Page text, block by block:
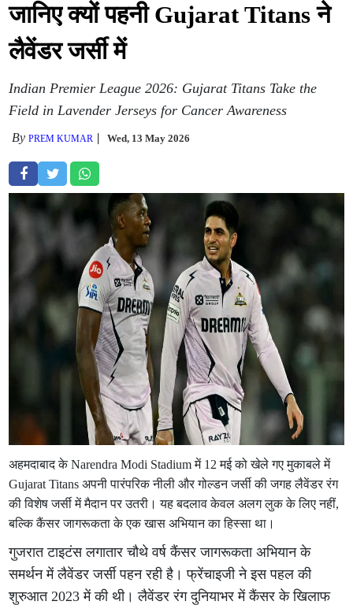
जानिए क्यों पहनी Gujarat Titans ने
लैवेंडर जर्सी में
Indian Premier League 2026: Gujarat Titans Take the
Field in Lavender Jerseys for Cancer Awareness
ByPREM KUMAR Wed, 13 May 2026
अहमदाबाद के Narendra Modi Stadium में 12 मई को खेले गए मुकाबले में
Gujarat Titans अपनी पारंपरिक नीली और गोल्डन जर्सी की जगह लैवेंडर रंग
की विशेष जर्सी में मैदान पर उतरी। यह बदलाव केवल अलग लुक के लिए नहीं,
बल्कि कैंसर जागरूकता के एक खास अभियान का हिस्सा था।
गुजरात टाइटंस लगातार चौथे वर्ष कैंसर जागरूकता अभियान के
समर्थन में लैवेंडर जर्सी पहन रही है। फ्रेंचाइजी ने इस पहल की
शुरुआत 2023 में की थी। लैवेंडर रंग दुनियाभर में कैंसर के खिलाफ